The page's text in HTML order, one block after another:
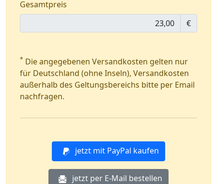
Gesamtpreis
€
* Die angegebenen Versandkosten gelten nur
für Deutschland (ohne Inseln), Versandkosten
außerhalb des Geltungsbereichs bitte per Email
nachfragen.
jetzt mit PayPal kaufen
jetzt per E-Mail bestellen